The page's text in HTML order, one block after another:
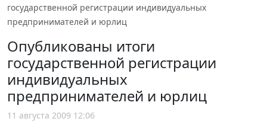
государственной регистрации индивидуальных
предпринимателей и юрлиц
Опубликованы итоги
государственной регистрации
индивидуальных
предпринимателей и юрлиц
11 августа 2009 12:06